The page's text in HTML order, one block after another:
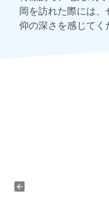
岡を訪れた際には
仰の深さを感じてく